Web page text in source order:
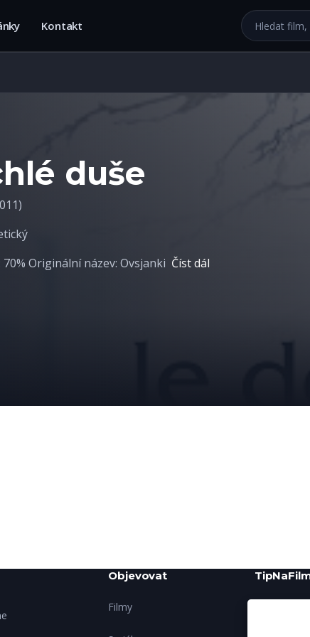
Kontakt Hledat na
duše
Originální název: Ovsjanki Číst dál
Objevovat
Filmy